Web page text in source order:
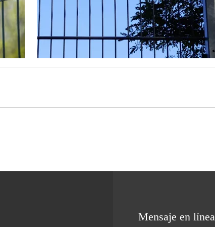
Mensaje en línea